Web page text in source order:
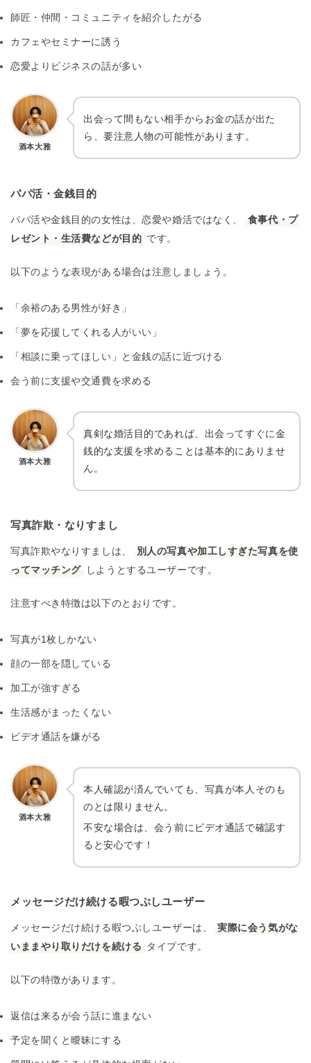
師匠・仲間・コミュニティを紹介したがる
カフェやセミナーに誘う
恋愛よりビジネスの話が多い
酒本大雅
出会って間もない相手からお金の話が出た
ら、要注意人物の可能性があります。
パパ活・金銭目的
パパ活や金銭目的の女性は、恋愛や婚活ではなく、
食事代・プ
レゼント・生活費などが目的 です。
以下のような表現がある場合は注意しましょう。
「余裕のある男性が好き」
「夢を応援してくれる人がいい」
「相談に乗ってほしい」と金銭の話に近づける
会う前に支援や交通費を求める
酒本大雅
真剣な婚活目的であれば、出会ってすぐに金
銭的な支援を求めることは基本的にありませ
ん。
写真詐欺・なりすまし
写真詐欺やなりすましは、
別人の写真や加工しすぎた写真を使
ってマッチング
しようとするユーザーです。
注意すべき特徴は以下のとおりです。
写真が1枚しかない
顔の一部を隠している
加工が強すぎる
生活感がまったくない
ビデオ通話を嫌がる
酒本大雅
本人確認が済んでいても、写真が本人そのも
のとは限りません。
不安な場合は、会う前にビデオ通話で確認す
ると安心です！
メッセージだけ続ける暇つぶしユーザー
メッセージだけ続ける暇つぶしユーザーは、
実際に会う気がな
いままやり取りだけを続ける
タイプです。
以下の特徴があります。
返信は来るが会う話に進まない
予定を聞くと曖昧にする